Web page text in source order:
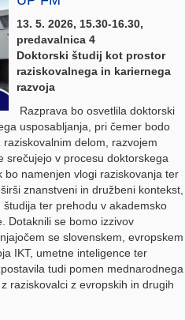
13. 5. 2026, 15.30-16.30,
predavalnica 4
Doktorski študij kot prostor
raziskovalnega in kariernega
razvoja
Razprava bo osvetlila doktorski
usposabljanja, pri čemer bodo
delom, razvojem
srečujejo v procesu doktorskega
namenjen vlogi raziskovanja ter
znanstveni in družbeni kontekst,
ter prehodu v akademsko
Dotaknili se bomo izzivov
se slovenskem, evropskem
IKT, umetne inteligence ter
tudi pomen mednarodnega
raziskovalci z evropskih in drugih